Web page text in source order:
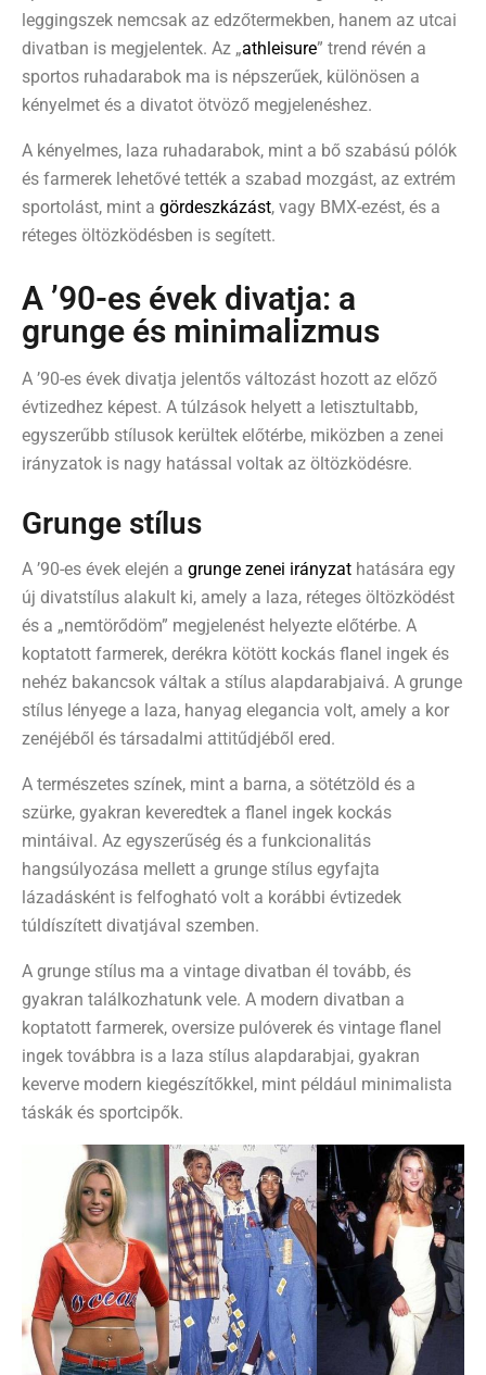
leggingszek nemcsak az edzőtermekben, hanem az utcai
divatban is megjelentek. Az „athleisure” trend révén a
sportos ruhadarabok ma is népszerűek, különösen a
kényelmet és a divatot ötvöző megjelenéshez.
A kényelmes, laza ruhadarabok, mint a bő szabású pólók
és farmerek lehetővé tették a szabad mozgást, az extrém
sportolást, mint a gördeszkázást, vagy BMX-ezést, és a
réteges öltözködésben is segített.
A ’90-es évek divatja: a
grunge és minimalizmus
A ’90-es évek divatja jelentős változást hozott az előző
évtizedhez képest. A túlzások helyett a letisztultabb,
egyszerűbb stílusok kerültek előtérbe, miközben a zenei
irányzatok is nagy hatással voltak az öltözködésre.
Grunge stílus
A ’90-es évek elején a grunge zenei irányzat hatására egy
új divatstílus alakult ki, amely a laza, réteges öltözködést
és a „nemtörődöm” megjelenést helyezte előtérbe. A
koptatott farmerek, derékra kötött kockás flanel ingek és
nehéz bakancsok váltak a stílus alapdarabjaivá. A grunge
stílus lényege a laza, hanyag elegancia volt, amely a kor
zenéjéből és társadalmi attitűdjéből ered.
A természetes színek, mint a barna, a sötétzöld és a
szürke, gyakran keveredtek a flanel ingek kockás
mintáival. Az egyszerűség és a funkcionalitás
hangsúlyozása mellett a grunge stílus egyfajta
lázadásként is felfogható volt a korábbi évtizedek
túldíszített divatjával szemben.
A grunge stílus ma a vintage divatban él tovább, és
gyakran találkozhatunk vele. A modern divatban a
koptatott farmerek, oversize pulóverek és vintage flanel
ingek továbbra is a laza stílus alapdarabjai, gyakran
keverve modern kiegészítőkkel, mint például minimalista
táskák és sportcipők.